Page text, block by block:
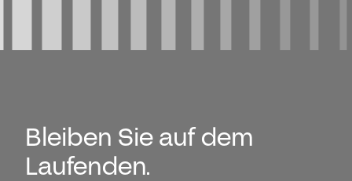
Bleiben Sie auf dem
Laufenden.